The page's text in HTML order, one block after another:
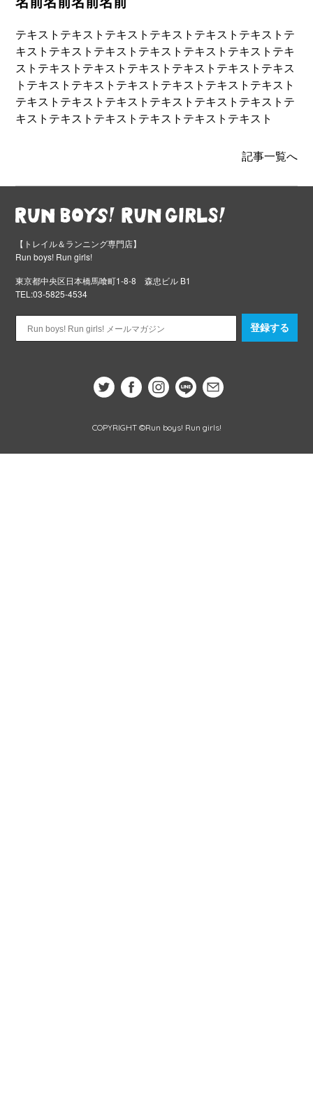
テキストテキストテキストテキストテキストテキストテ
キストテキストテキストテキストテキストテキストテキ
ストテキストテキストテキストテキストテキストテキス
トテキストテキストテキストテキストテキストテキスト
テキストテキストテキストテキストテキストテキストテ
キストテキストテキストテキストテキストテキスト
記事一覧へ
【トレイル＆ランニング専門店】
Run boys! Run girls!
東京都中央区日本橋馬喰町1-8-8 森忠ビル B1
TEL:03-5825-4534
登録する
COPYRIGHT ©Run boys! Run girls!